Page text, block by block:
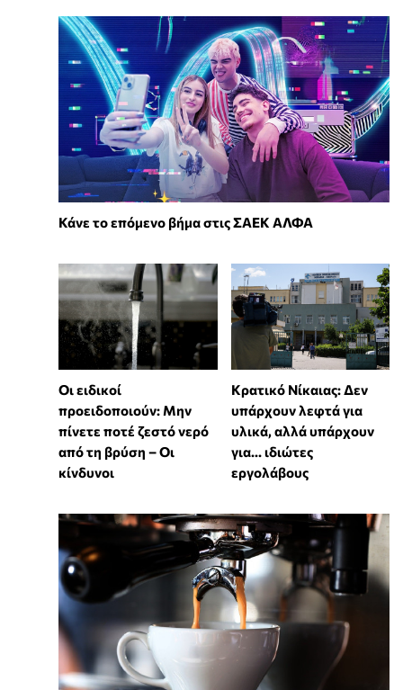
Κάνε το επόμενο βήμα στις ΣΑΕΚ ΑΛΦΑ
Οι ειδικοί
προειδοποιούν: Μην
πίνετε ποτέ ζεστό νερό
από τη βρύση – Οι
κίνδυνοι
Κρατικό Νίκαιας: Δεν
υπάρχουν λεφτά για
υλικά, αλλά υπάρχουν
για... ιδιώτες
εργολάβους